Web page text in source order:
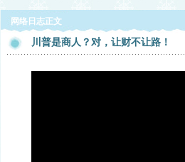
网络日志正文
川普是商人？对，让财不让路！